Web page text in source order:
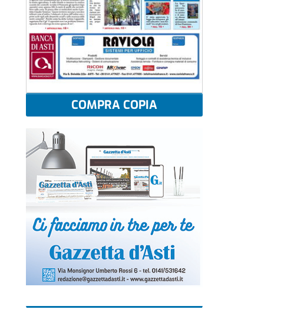
COMPRA COPIA